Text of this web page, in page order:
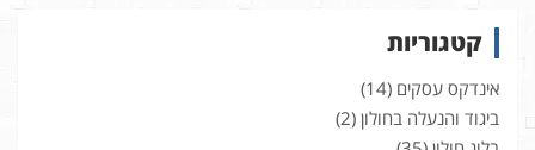
קטגוריות
אינדקס עסקים (14)
ביגוד והנעלה בחולון (2)